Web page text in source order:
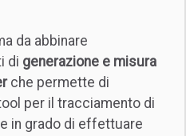
da abbinare
di generazione e misura
che permette di
per il tracciamento di
in grado di effettuare